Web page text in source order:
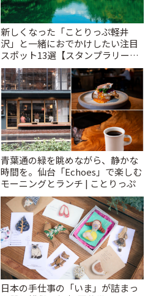
新しくなった「ことりっぷ軽井
沢」と一緒におでかけしたい注目
スポット13選【スタンプラリー開
催中】 | ことりっぷ
青葉通の緑を眺めながら、静かな
時間を。仙台「Echoes」で楽しむ
モーニングとランチ | ことりっぷ
日本の手仕事の「いま」が詰まっ